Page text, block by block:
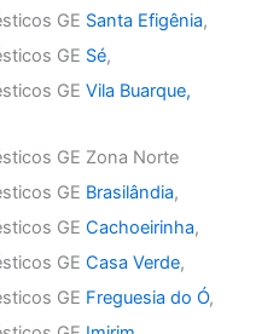
GE Santa Efigênia,
GE Sé,
GEVila Buarque,
GE Zona Norte
GE Brasilândia,
GECachoeirinha,
GECasa Verde,
GE Freguesia do Ó,